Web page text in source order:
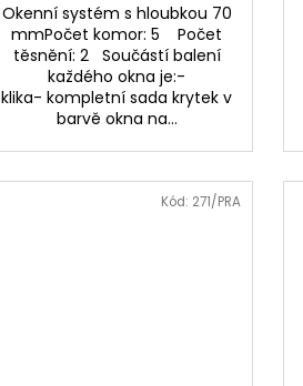
Okenní systém s hloubkou 70
mmPočet komor: 5 Počet
těsnění: 2 Součástí balení
každého okna je:-
klika- kompletní sada krytek v
barvě okna na...
Kód: 271/PRA